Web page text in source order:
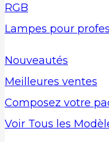
RGB
Lampes pour
Nouveautés
Meilleures ventes
Composez votre
Voir Tous les